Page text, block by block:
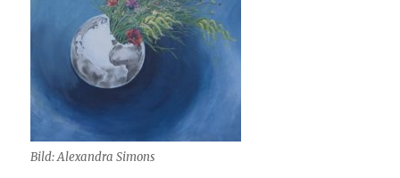
Bild: Alexandra Simons